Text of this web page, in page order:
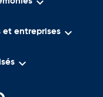
et entreprises 
